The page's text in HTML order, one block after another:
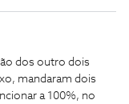
dos outro dois
mandaram dois
a 100%, no